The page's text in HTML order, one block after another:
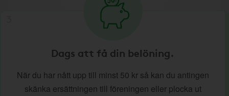
Dags att få din belöning.
När du har nått upp till minst 50 kr så kan du antingen
skänka ersättningen till föreningen eller plocka ut